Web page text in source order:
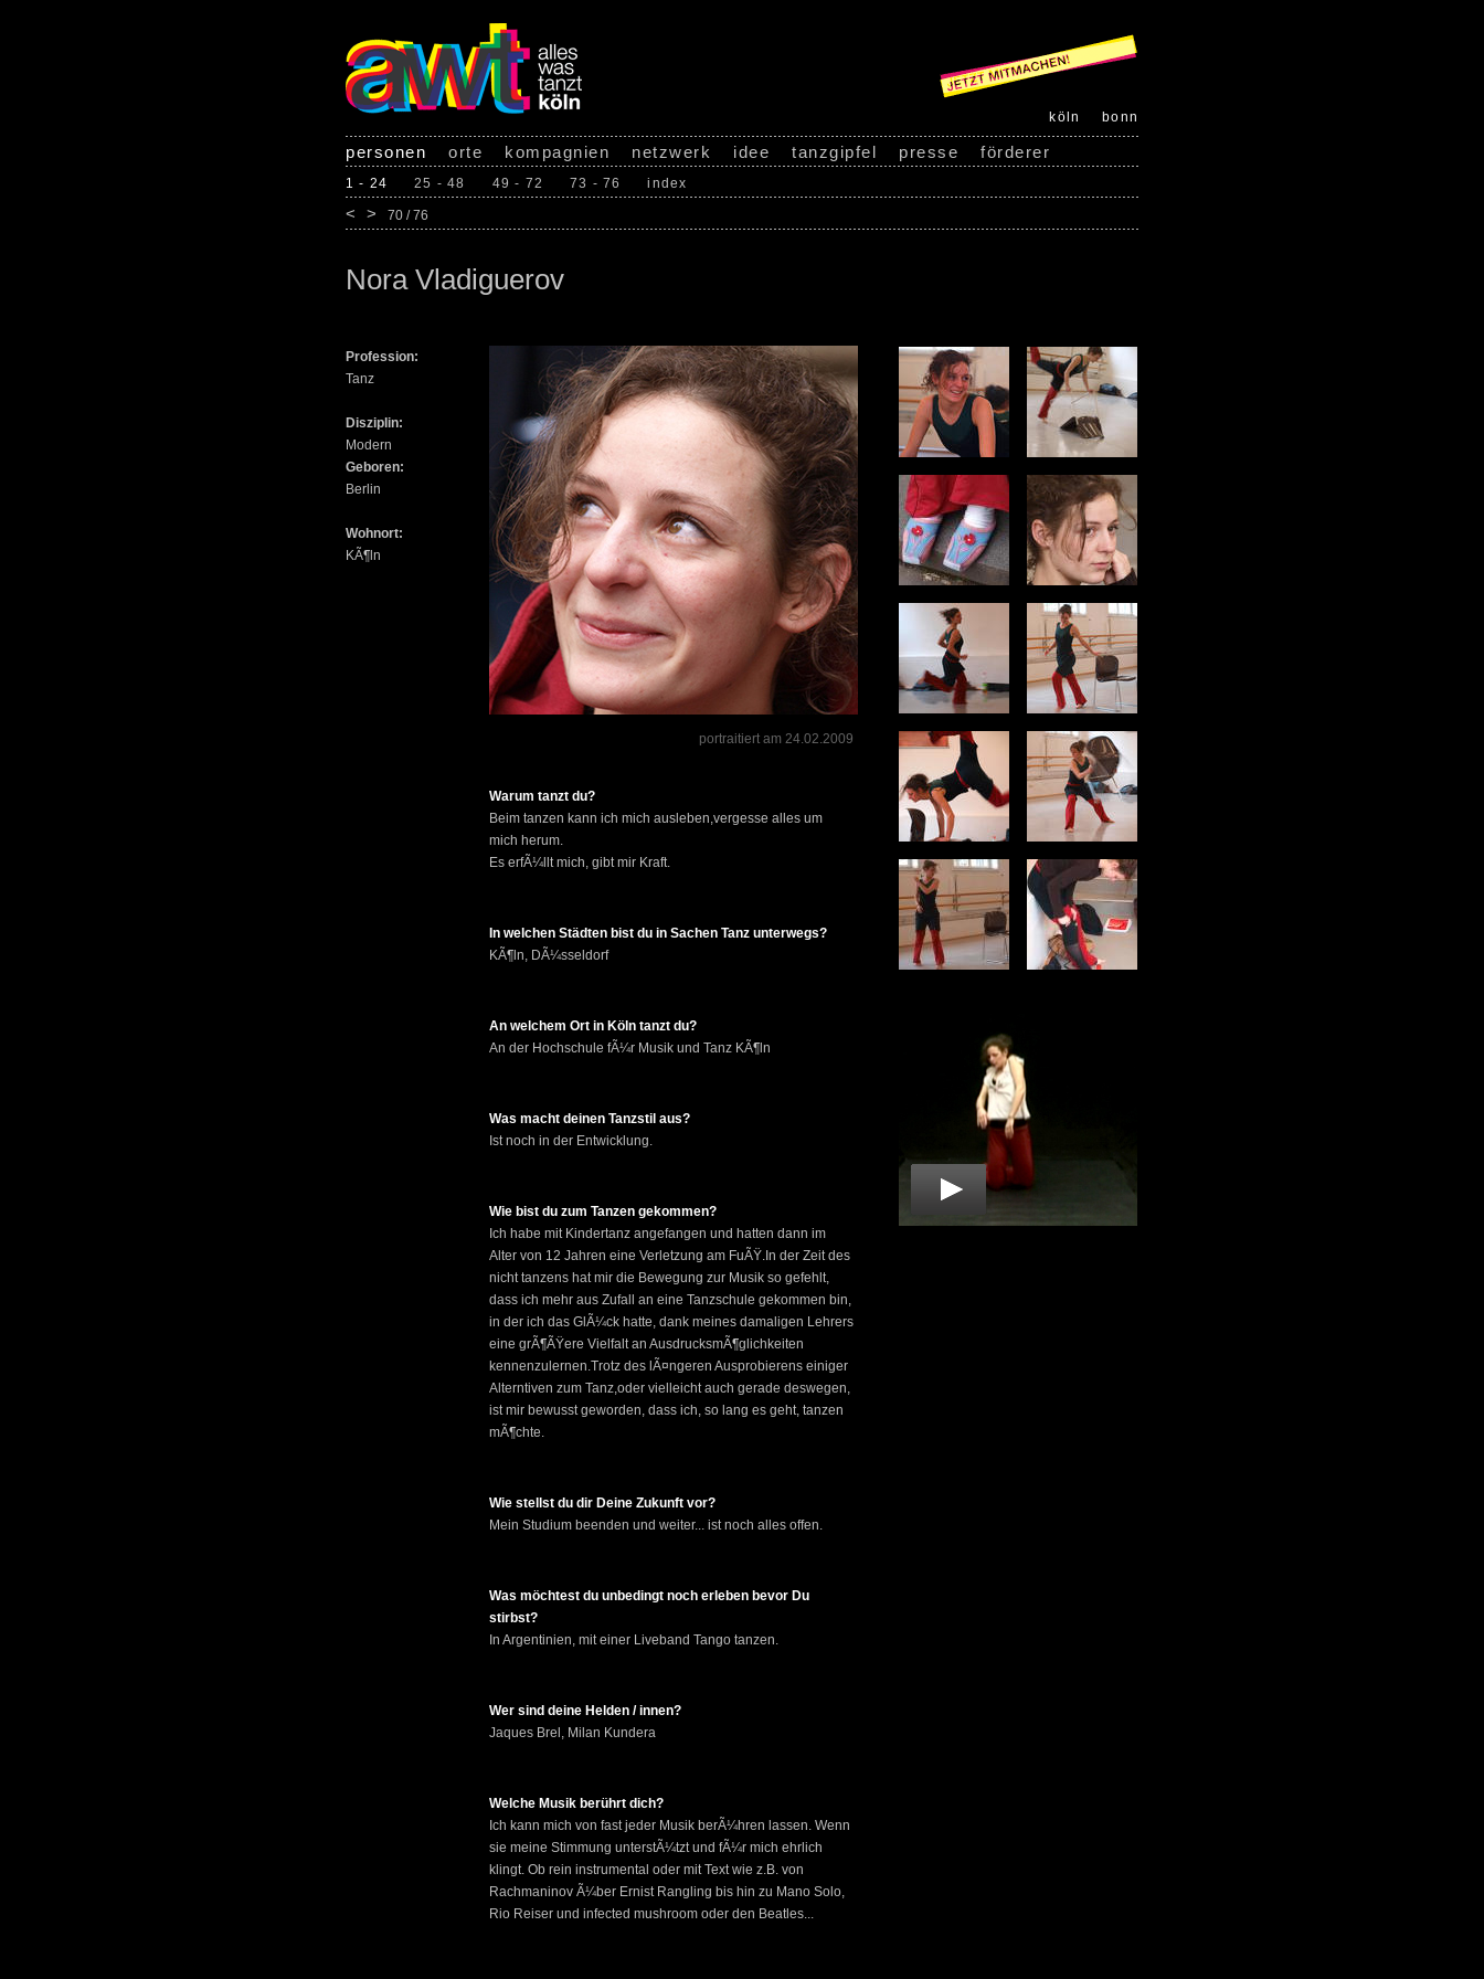
köln bonn
personen orte kompagnien netzwerk idee tanzgipfel presse förderer
1 - 24 25 - 48 49 - 72 73 - 76 index
< > 70 / 76
Nora Vladiguerov
Profession:
Tanz
Disziplin:
Modern
Geboren:
Berlin
Wohnort:
KÃ¶ln
portraitiert am 24.02.2009
Warum tanzt du?
Beim tanzen kann ich mich ausleben,vergesse alles um
mich herum.
Es erfÃ¼llt mich, gibt mir Kraft.
In welchen Städten bist du in Sachen Tanz unterwegs?
KÃ¶ln, DÃ¼sseldorf
An welchem Ort in Köln tanzt du?
An der Hochschule fÃ¼r Musik und Tanz KÃ¶ln
Was macht deinen Tanzstil aus?
Ist noch in der Entwicklung.
Wie bist du zum Tanzen gekommen?
Ich habe mit Kindertanz angefangen und hatten dann im
Alter von 12 Jahren eine Verletzung am FuÃŸ.In der Zeit des
nicht tanzens hat mir die Bewegung zur Musik so gefehlt,
dass ich mehr aus Zufall an eine Tanzschule gekommen bin,
in der ich das GlÃ¼ck hatte, dank meines damaligen Lehrers
eine grÃ¶ÃŸere Vielfalt an AusdrucksmÃ¶glichkeiten
kennenzulernen.Trotz des lÃ¤ngeren Ausprobierens einiger
Alterntiven zum Tanz,oder vielleicht auch gerade deswegen,
ist mir bewusst geworden, dass ich, so lang es geht, tanzen
mÃ¶chte.
Wie stellst du dir Deine Zukunft vor?
Mein Studium beenden und weiter... ist noch alles offen.
Was möchtest du unbedingt noch erleben bevor Du
stirbst?
In Argentinien, mit einer Liveband Tango tanzen.
Wer sind deine Helden / innen?
Jaques Brel, Milan Kundera
Welche Musik berührt dich?
Ich kann mich von fast jeder Musik berÃ¼hren lassen. Wenn
sie meine Stimmung unterstÃ¼tzt und fÃ¼r mich ehrlich
klingt. Ob rein instrumental oder mit Text wie z.B. von
Rachmaninov Ã¼ber Ernist Rangling bis hin zu Mano Solo,
Rio Reiser und infected mushroom oder den Beatles...